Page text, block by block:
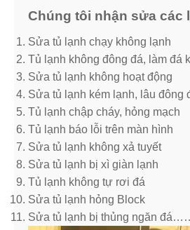
Chúng tôi nhận sửa các
Sửa tủ lạnh chạy không lạnh
Tủ lạnh không đông đá, làm đá
Sửa tủ lạnh không hoạt động
Sửa tủ lạnh kém lạnh, lâu đông
Tủ lạnh chập cháy, hỏng mạch
Tủ lạnh báo lỗi trên màn hình
Sửa tủ lạnh không xả tuyết
Sửa tủ lạnh bị xì giàn lạnh
Tủ lạnh không tự rơi đá
Sửa tủ lạnh hỏng Block
Sửa tủ lạnh bị thủng ngăn